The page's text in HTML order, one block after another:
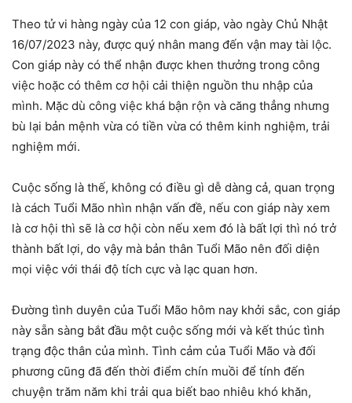
Theo tử vi hàng ngày của 12 con giáp, vào ngày Chủ Nhật
16/07/2023 này, được quý nhân mang đến vận may tài lộc.
Con giáp này có thể nhận được khen thưởng trong công
việc hoặc có thêm cơ hội cải thiện nguồn thu nhập của
mình. Mặc dù công việc khá bận rộn và căng thẳng nhưng
bù lại bản mệnh vừa có tiền vừa có thêm kinh nghiệm, trải
nghiệm mới.
Cuộc sống là thế, không có điều gì dễ dàng cả, quan trọng
là cách Tuổi Mão nhìn nhận vấn đề, nếu con giáp này xem
là cơ hội thì sẽ là cơ hội còn nếu xem đó là bất lợi thì nó trở
thành bất lợi, do vậy mà bản thân Tuổi Mão nên đối diện
mọi việc với thái độ tích cực và lạc quan hơn.
Đường tình duyên của Tuổi Mão hôm nay khởi sắc, con giáp
này sẵn sàng bắt đầu một cuộc sống mới và kết thúc tình
trạng độc thân của mình. Tình cảm của Tuổi Mão và đối
phương cũng đã đến thời điểm chín muồi để tính đến
chuyện trăm năm khi trải qua biết bao nhiêu khó khăn,